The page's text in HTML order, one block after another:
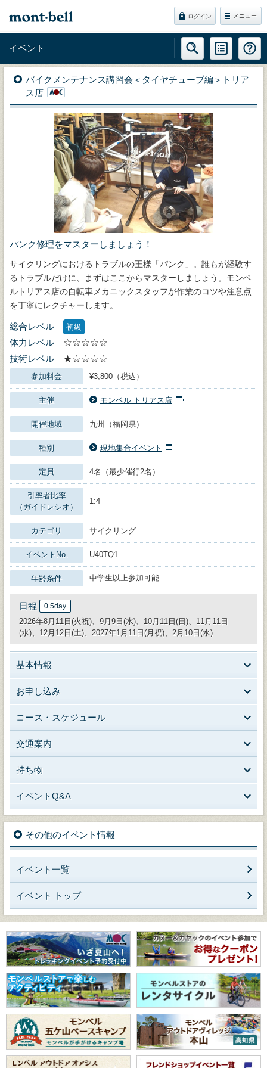
ログイン メニュー
イベント
バイクメンテナンス講習会＜タイヤチューブ編＞トリア
ス店
パンク修理をマスターしましょう！
サイクリングにおけるトラブルの王様「パンク」。誰もが経験す
るトラブルだけに、まずはここからマスターしましょう。モンベ
ルトリアス店の自転車メカニックスタッフが作業のコツや注意点
を丁寧にレクチャーします。
総合レベル 初級
体力レベル
☆☆☆☆☆
技術レベル
★☆☆☆☆
参加料金 ¥3,800（税込）
主催 モンベル トリアス店
開催地域 九州（福岡県）
種別 現地集合イベント
定員 4名（最少催行2名）
引率者比率
（ガイドレシオ）
1:4
カテゴリ サイクリング
イベントNo. U40TQ1
年齢条件 中学生以上参加可能
日程 0.5day
2026年8月11日(火祝)、9月9日(水)、10月11日(日)、11月11日
(水)、12月12日(土)、2027年1月11日(月祝)、2月10日(水)
基本情報
お申し込み
コース・スケジュール
交通案内
持ち物
イベントQ&A
その他のイベント情報
イベント一覧
イベント トップ